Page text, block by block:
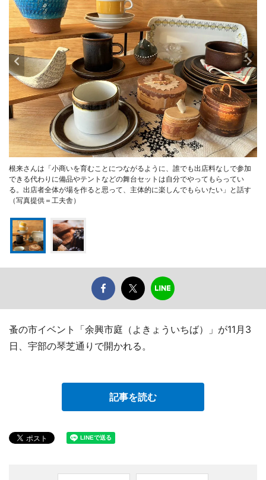
根来さんは「小商いを育むことにつながるように、誰でも出店料なしで参加
できる代わりに備品やテントなどの舞台セットは自分でやってもらってい
る。出店者全体が場を作ると思って、主体的に楽しんでもらいたい」と話す
（写真提供＝工夫舎）
蚤の市イベント「余興市庭（よきょういちば）」が11月3
日、宇部の琴芝通りで開かれる。
記事を読む